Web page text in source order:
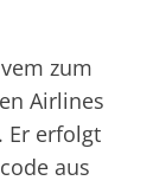
zum
Airlines
Er erfolgt
aus